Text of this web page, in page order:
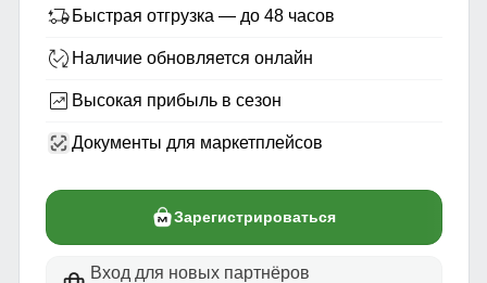
Быстрая отгрузка — до 48 часов
Наличие обновляется онлайн
Высокая прибыль в сезон
Документы для маркетплейсов
Зарегистрироваться
Вход для новых партнёров